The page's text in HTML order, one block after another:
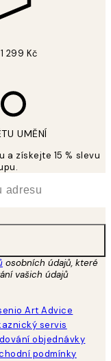
299 Kč
UMĚNÍ
a získejte 15 % slevu
osobních údajů, které
vašich údajů
Art Advice
servis
objednávky
podmínky